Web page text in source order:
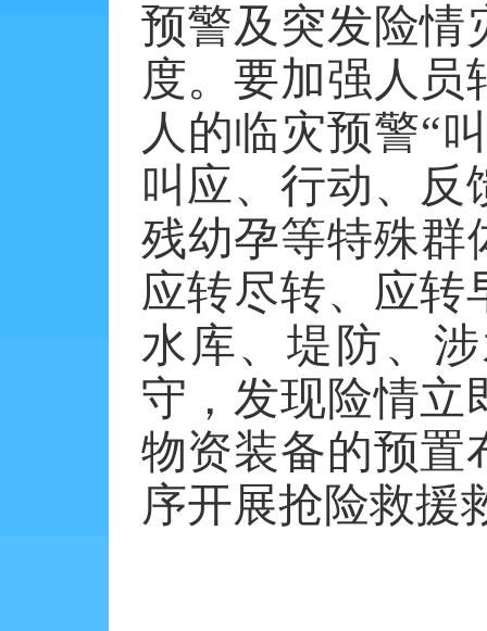
预警及突发险情
度。要加强人员
人的临灾预警“
叫应、行动、反
残幼孕等特殊群
应转尽转、应转
水库、堤防、
守，发现险情立
物资装备的预置
序开展抢险救援